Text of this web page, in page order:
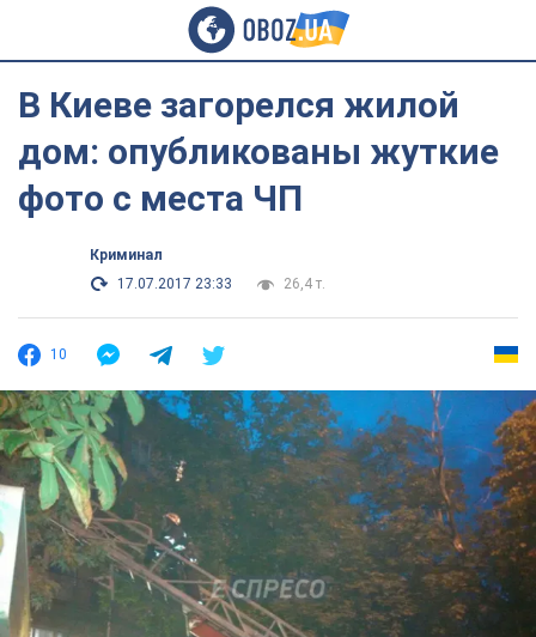
В Киеве загорелся жилой
дом: опубликованы жуткие
фото с места ЧП
Криминал
17.07.2017 23:33
26,4 т.
10